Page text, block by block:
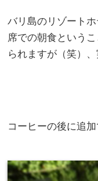
バリ島のリゾート
席での朝食という
られますが（笑）
コーヒーの後に追